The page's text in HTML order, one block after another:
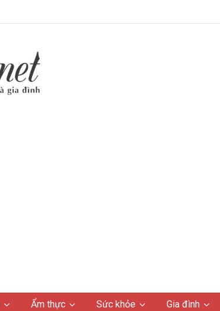
Ẩm thực Sức khỏe Gia đình